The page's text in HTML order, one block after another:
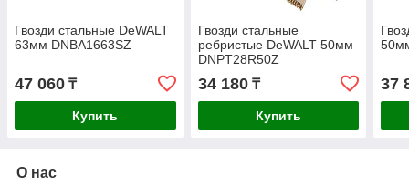
Гвозди стальные DeWALT
63мм DNBA1663SZ
47 060 ₸
Купить
Гвозди стальные
ребристые DeWALT 50мм
DNPT28R50Z
34 180₸
Купить
37
О нас